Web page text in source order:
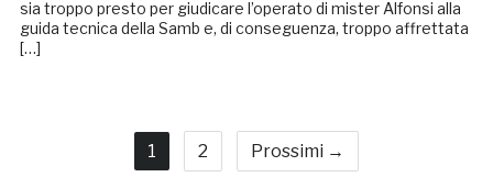
sia troppo presto per giudicare l’operato di mister Alfonsi alla
guida tecnica della Samb e, di conseguenza, troppo affrettata
[…]
1 2 Prossimi →